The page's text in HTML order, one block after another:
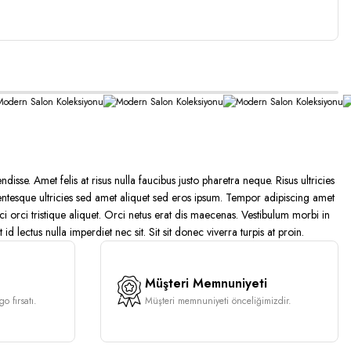
Amet felis at risus nulla faucibus justo pharetra neque. Risus ultricies
ultricies sed amet aliquet sed eros ipsum. Tempor adipiscing amet
orci tristique aliquet. Orci netus erat dis maecenas. Vestibulum morbi in
lectus nulla imperdiet nec sit. Sit sit donec viverra turpis at proin.
fırsatı.
Müşteri Memnuniyeti
Müşteri memnuniyeti önceliğimizdir.